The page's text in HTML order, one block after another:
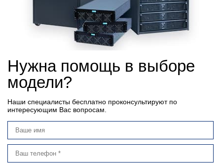
Нужна помощь в выборе
модели?
Наши специалисты бесплатно проконсультируют по
интересующим Вас вопросам.